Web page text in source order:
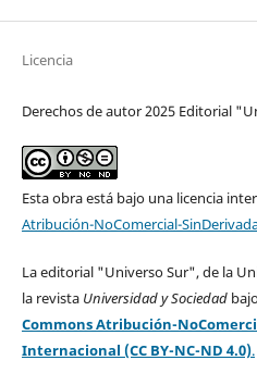
Licencia
Derechos de autor 2025 Editorial
Esta obra está bajo una licencia
Atribución-NoComercial-
La editorial "Universo Sur", de la
la revista Universidad y Sociedad
Commons Atribución-
Internacional (CC BY-NC-ND 4.0).